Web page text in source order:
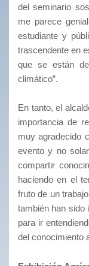
del seminario
me parece
estudiante y
trascendente en
que se están
climático”.
En tanto, el
importancia de
muy agradecido
evento y no
compartir
haciendo en el
fruto de un
también han sido
para ir
del conocimiento